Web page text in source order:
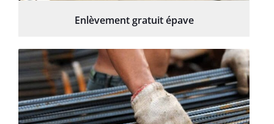
Enlèvement gratuit épave